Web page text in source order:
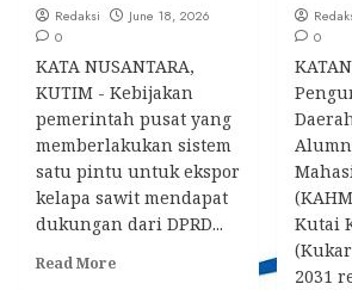
Redaksi
June 18, 2026
0
KATA NUSANTARA,
KUTIM - Kebijakan
pemerintah pusat yang
memberlakukan sistem
satu pintu untuk ekspor
kelapa sawit mendapat
dukungan dari DPRD...
Read MoreRead
0
Kutai
2031